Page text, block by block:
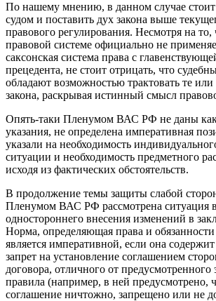
По нашему мнению, в данном случае стоит
судом и поставить дух закона выше
правового регулирования. Несмотря на
правовой системе официально не
саксонская система права с
прецедента, не стоит отрицать, что
обладают возможностью трактовать те
закона, раскрывая истинный смысл
Опять-таки Пленумом ВАС РФ не даны
указания, не определена императивная
указали на необходимость
ситуации и необходимость предметного
исходя из фактических обстоятельств.
В продолжение темы защиты слабой
Пленумом ВАС РФ рассмотрена ситуация
одностороннего внесения изменений в
Норма, определяющая права и обязанности
является императивной, если она
запрет на установление соглашением
договора, отличного от предусмотренного
правила (например, в ней предусмотрено,
соглашение ничтожно, запрещено или не